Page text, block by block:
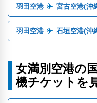
羽田空港 宮古空港(沖
羽田空港 石垣空港(沖
女満別空港の
機チケットを